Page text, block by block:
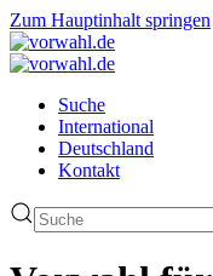
Zum Hauptinhalt springen
Suche
International
Deutschland
Kontakt